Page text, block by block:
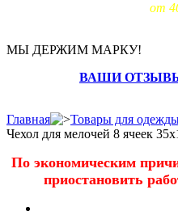
от
МЫ ДЕРЖИМ МАРКУ!
ВАШИ
Главная Товары для
Чехол для мелочей 8 ячеек
По экономическим
приостановить